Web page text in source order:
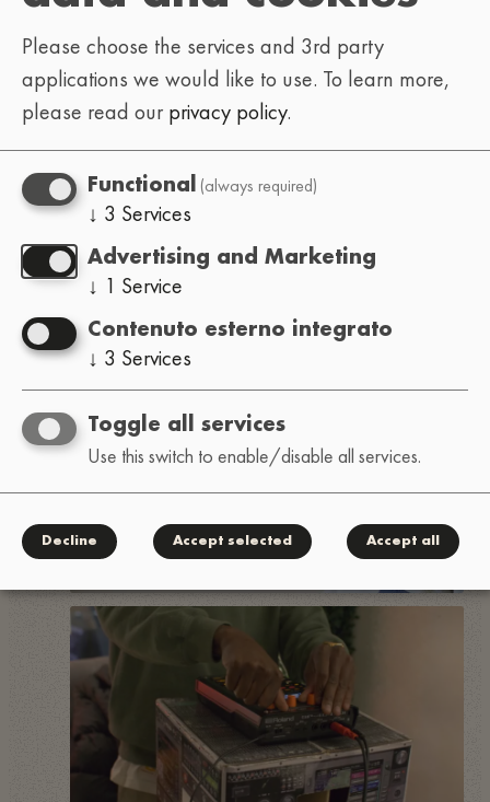
Please choose the services and 3rd party
applications we would like to use. To learn more,
please read our privacy policy.
Functional (always required)
↓ 3 Services
Advertising and Marketing
↓ 1 Service
Contenuto esterno integrato
↓ 3 Services
Toggle all services
Use this switch to enable/disable all services.
Decline Accept selected Accept all